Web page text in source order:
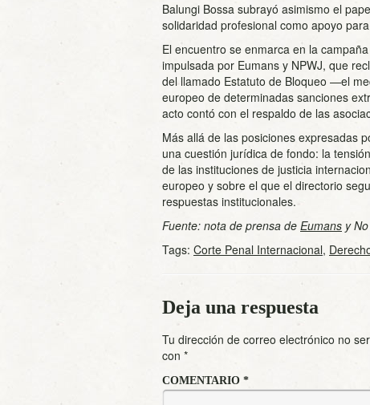
Balungi Bossa subrayó asimismo el
solidaridad profesional como apoyo
El encuentro se enmarca en la
impulsada por Eumans y NPWJ, que
del llamado Estatuto de Bloqueo —el
europeo de determinadas sanciones
acto contó con el respaldo de las
Más allá de las posiciones expresadas
una cuestión jurídica de fondo: la
de las instituciones de justicia
europeo y sobre el que el directorio
respuestas institucionales.
Fuente: nota de prensa de Eumans y
Tags: Corte Penal Internacional,
Deja una respuesta
Tu dirección de correo electrónico no
con *
COMENTARIO *